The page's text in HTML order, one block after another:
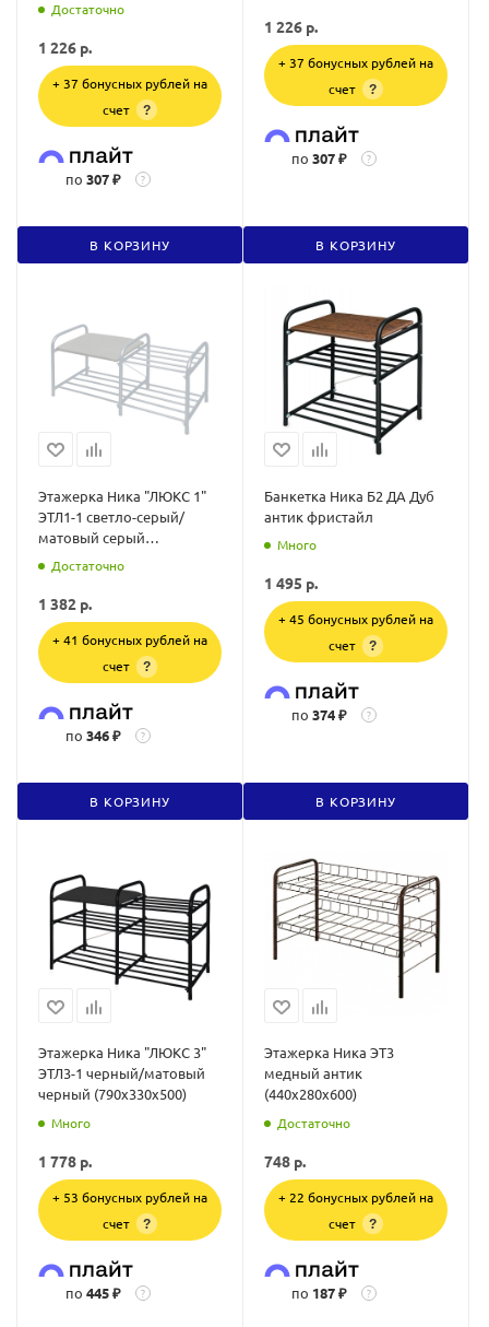
Достаточно
1 226 р.
+ 37 бонусных рублей на
счет
?
по 307 ₽ ?
В КОРЗИНУ
1 226 р.
+ 37 бонусных рублей на
счет
?
по 307 ₽ ?
В КОРЗИНУ
Этажерка Ника "ЛЮКС 1"
ЭТЛ1-1 светло-серый/
матовый серый
(790х330х360)
Достаточно
1 382 р.
+ 41 бонусных рублей на
счет
?
по 346 ₽ ?
В КОРЗИНУ
Банкетка Ника Б2 ДА Дуб
антик фристайл
Много
1 495 р.
+ 45 бонусных рублей на
счет
?
по 374 ₽ ?
В КОРЗИНУ
Этажерка Ника "ЛЮКС 3"
ЭТЛ3-1 черный/матовый
черный (790х330х500)
Много
1 778 р.
+ 53 бонусных рублей на
счет
?
по 445 ₽ ?
Этажерка Ника ЭТ3
медный антик
(440х280х600)
Достаточно
748 р.
+ 22 бонусных рублей на
счет
?
по 187 ₽ ?